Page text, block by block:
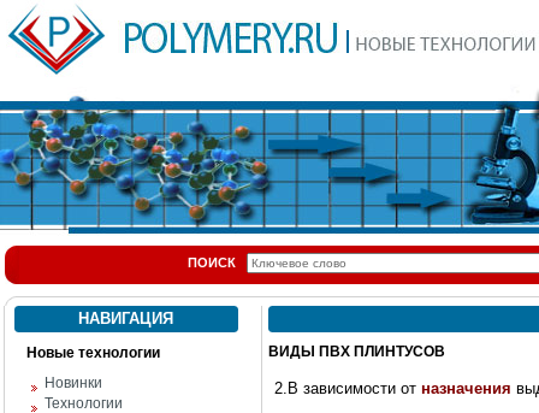
ПОИСК
НАВИГАЦИЯ
Новые технологии
Новинки
Технологии
ВИДЫ ПВХ ПЛИНТУСОВ
2.В зависимости от назначения